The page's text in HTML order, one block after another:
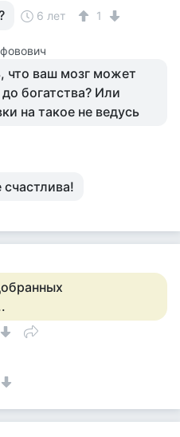
6 лет 1
что ваш мозг может
богатства? Или
на такое не ведусь